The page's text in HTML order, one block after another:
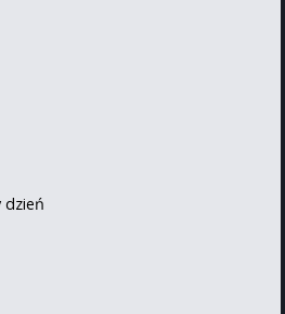
dzień